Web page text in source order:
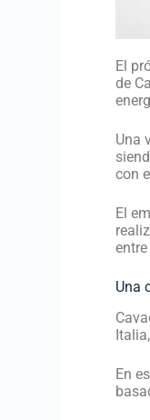
El
de
Una
con
El
Una
En